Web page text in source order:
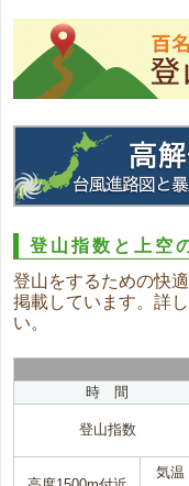
登山指数と上空
登山をするための快
掲載しています。詳
い。
時 間
登山指数
気温